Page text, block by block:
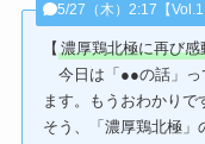
5/27（木）2:17【Vol.1
【濃厚鶏北極に再び感
今日は「●●の話」っ
ます。もうおわかりで
そう、「濃厚鶏北極」